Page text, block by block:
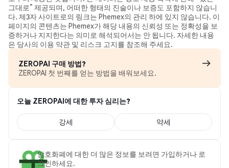
그대로” 제공되며, 어떠한 형태의 진술이나 보증도 포함하지 않습니
다. 제3자 사이트로의 링크는 Phemex의 관리 하에 있지 않습니다. 이
페이지의 콘텐츠는 Phemex가 해당 내용의 신뢰성 또는 정확성을 보
증하거나 지지한다는 의미로 해석되어서는 안 됩니다. 자세한 내용
은 당사의 이용 약관 및 리스크 고지를 참조해 주세요.
ZEROPAI 구매 방법?
ZEROPAI 첫 번째를 얻는 방법을 배워보세요.
오늘 ZEROPAI에 대한 투자 심리는?
강세 약세
암호화폐에 대한 더 많은 정보를 보려면 가입하거나 로
그인하세요.